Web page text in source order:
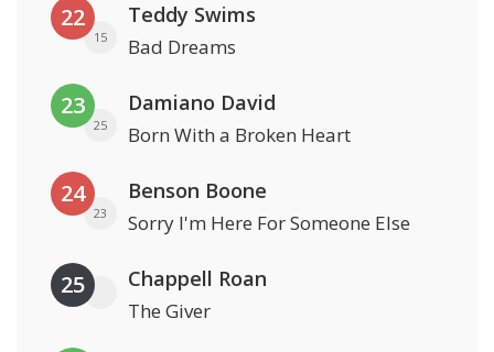
22
15
Teddy Swims
Bad Dreams
23
25
Damiano David
Born With a Broken Heart
24
23
Benson Boone
Sorry I'm Here For Someone Else
25 Chappell Roan
The Giver